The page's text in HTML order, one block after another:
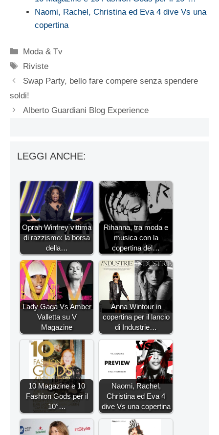
Naomi, Rachel, Christina ed Eva 4 dive Vs una
copertina
Categorie
Moda & Tv
Tag
Riviste
Swap Party, bello fare compere senza spendere
soldi!
Alberto Guardiani Blog Experience
LEGGI ANCHE:
Oprah Winfrey vittima
di razzismo: la borsa
della…
Rihanna, tra moda e
musica con la
copertina del…
Lady Gaga Vs Amber
Valletta su V
Magazine
Anna Wintour in
copertina per il lancio
di Industrie…
10 Magazine e 10
Fashion Gods per il
10°…
Naomi, Rachel,
Christina ed Eva 4
dive Vs una copertina